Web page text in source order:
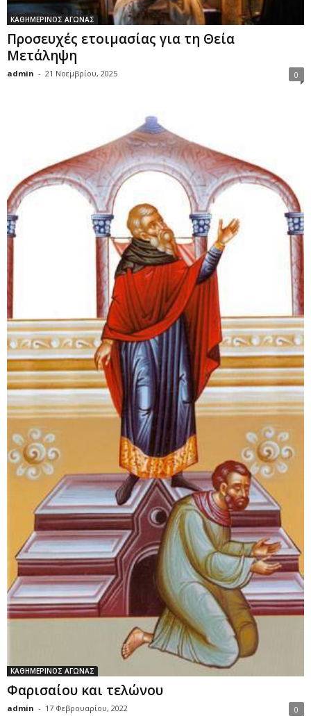
ΚΑΘΗΜΕΡΙΝΟΣ ΑΓΩΝΑΣ
Προσευχές ετοιμασίας για τη Θεία
Μετάληψη
admin - 21 Νοεμβρίου, 2025 0
ΚΑΘΗΜΕΡΙΝΟΣ ΑΓΩΝΑΣ
Φαρισαίου και τελώνου
admin - 17 Φεβρουαρίου, 2022 0